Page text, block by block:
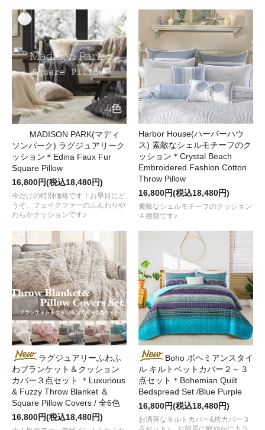
MADISON PARK(マディ
ソンパーク) ラグジュアリーク
ッション＊Edina Faux Fur
Square Pillow
16,800円(税込18,480円)
今だけの特別価格です！お早目にど
うぞ。フェイクファーのふんわりや
わらかクッションです♪
Harbor House(ハーバーハウ
ス) 素敵なシェルモチーフのク
ッション＊Crystal Beach
Embroidered Fashion Cotton
Throw Pillow
16,800円(税込18,480円)
素敵なシェルモチーフのクッション
４種類です♪
ラグジュアリーふわふ
わブランケット＆クッション
カバー３点セット ＊Luxurious
& Fuzzy Throw Blanket ＆
Square Pillow Covers / 全6色
16,800円(税込18,480円)
Boho ボヘミアンスタイ
ル キルトベットカバー２～３
点セット＊Bohemian Quilt
Bedspread Set /Blue Purple
16,800円(税込18,480円)
お洒落なキルトカバー&枕カバー３